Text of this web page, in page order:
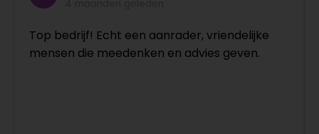
Top bedrijf! Echt een aanrader, vriendelijke
mensen die meedenken en advies geven.